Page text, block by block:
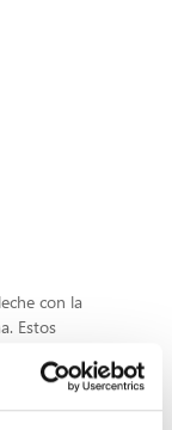
con la
Estos
.